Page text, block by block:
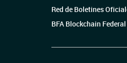
Red de Boletines
BFA Blockchain